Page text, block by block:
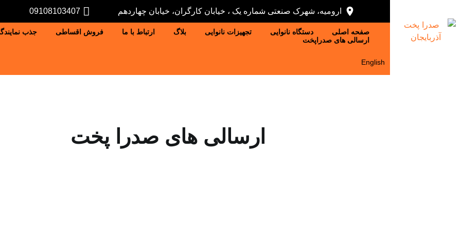
ارومیه، شهرک صنعتی شماره یک ، خیابان کارگران، خیابان چهاردهم 09108103407
صفحه اصلی دستگاه نانوایی تجهیزات نانوایی بلاگ ارتباط با ما فروش اقساطی
جذب
ارسالی های صدراپخت
English
ارسالی های صدرا پخت